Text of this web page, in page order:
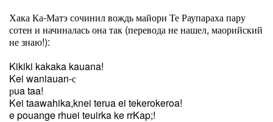
Хака Ка-Матэ сочинил вождь майори Те Раупараха пару
сотен и начиналась она так (перевода не нашел, маорийский
не знаю!):
Kikiki kakaka kauana!
Kei waniauan-с
рua taa!
Kei taawahika,knei terua ei tekerokeroa!
e pouange rhuei teuirka ke rrKap;!